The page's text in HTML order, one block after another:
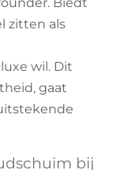
zitten als
wil. Dit
gaat
bij